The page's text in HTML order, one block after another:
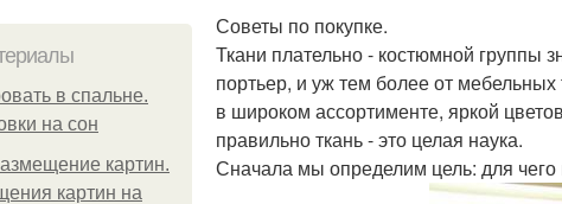
в спальне.
на сон
картин.
картин на
Советы по покупке.
Ткани плательно - костюмной группы
портьер, и уж тем более от
в широком ассортименте, яркой
правильно ткань - это целая наука.
Сначала мы определим цель: для чего